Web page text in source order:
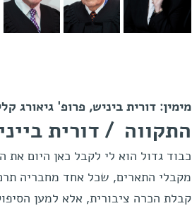
מימין: דורית ביניש, פרופ' גיאורג
התקווה / דורית
כבוד גדול הוא לי לקבל כאן היום
מקבלי התארים, שכל אחד מחבריה
קבלת הכרה ציבורית, אלא למען